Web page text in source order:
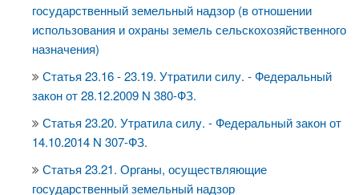
государственный земельный надзор (в отношении
использования и охраны земель сельскохозяйственного
назначения)
Статья 23.16 - 23.19. Утратили силу. - Федеральный
закон от 28.12.2009 N 380-ФЗ.
Статья 23.20. Утратила силу. - Федеральный закон от
14.10.2014 N 307-ФЗ.
Статья 23.21. Органы, осуществляющие
государственный земельный надзор